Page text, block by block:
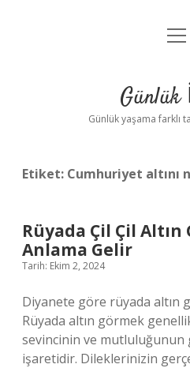
Yasal
Günlük
Günlük yaşama farklı
Etiket: Cumhuriyet altını
Rüyada Çil Çil Altın
Anlama Gelir
Tarih: Ekim 2, 2024
Diyanete göre rüyada altın
Rüyada altın görmek
sevincinin ve mutluluğunun
işaretidir. Dileklerinizin